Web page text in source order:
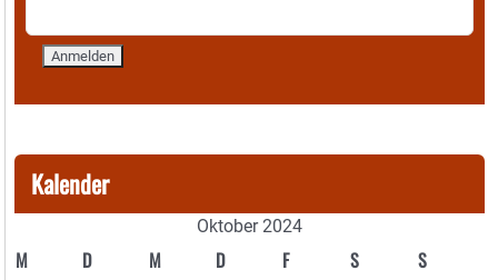
Kalender
Oktober 2024
M D M D F S S